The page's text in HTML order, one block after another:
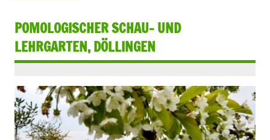
POMOLOGISCHER SCHAU- UND
LEHRGARTEN, DÖLLINGEN